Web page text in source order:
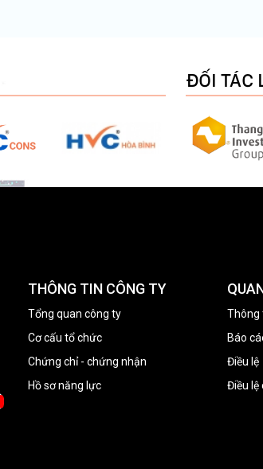
ĐỐI TÁC
THÔNG TIN CÔNG TY
Tổng quan công ty
Cơ cấu tổ chức
Chứng chỉ - chứng nhận
Hồ sơ năng lực
Thông
Báo
Điều lệ
Điều lệ